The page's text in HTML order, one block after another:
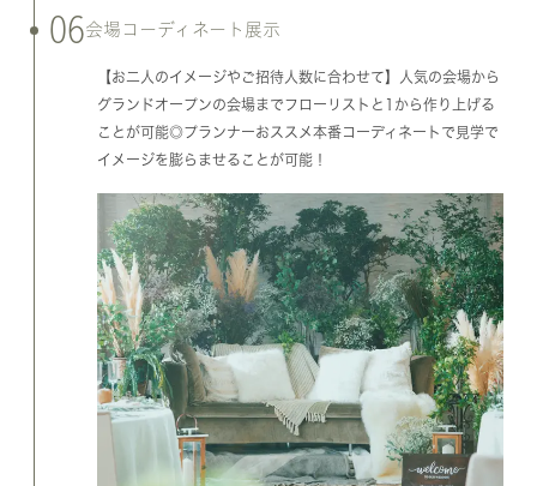
06会場コーディネート展示
【お二人のイメージやご招待人数に合わせて】人気の会場から
グランドオープンの会場までフローリストと1から作り上げる
ことが可能◎プランナーおススメ本番コーディネートで見学で
イメージを膨らませることが可能！